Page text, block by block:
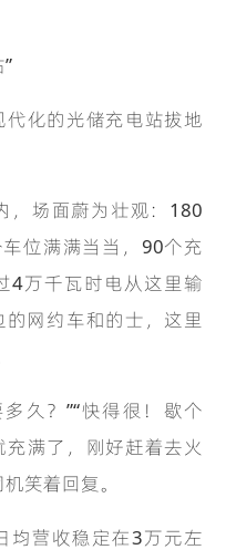
化的光储充电站拔地
场面蔚为壮观：180
位满满当当，90个充
4万千瓦时电从这里输
网约车和的士，这里
久？”“快得很！歇个
满了，刚好赶着去火
笑着回复。
营收稳定在3万元左